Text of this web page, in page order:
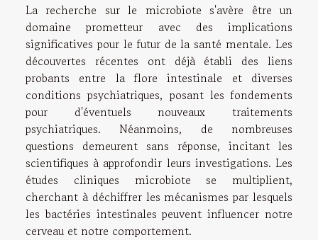
La recherche sur le microbiote s'avère être un
domaine prometteur avec des implications
significatives pour le futur de la santé mentale. Les
découvertes récentes ont déjà établi des liens
probants entre la flore intestinale et diverses
conditions psychiatriques, posant les fondements
pour d'éventuels nouveaux traitements
psychiatriques. Néanmoins, de nombreuses
questions demeurent sans réponse, incitant les
scientifiques à approfondir leurs investigations. Les
études cliniques microbiote se multiplient,
cherchant à déchiffrer les mécanismes par lesquels
les bactéries intestinales peuvent influencer notre
cerveau et notre comportement.